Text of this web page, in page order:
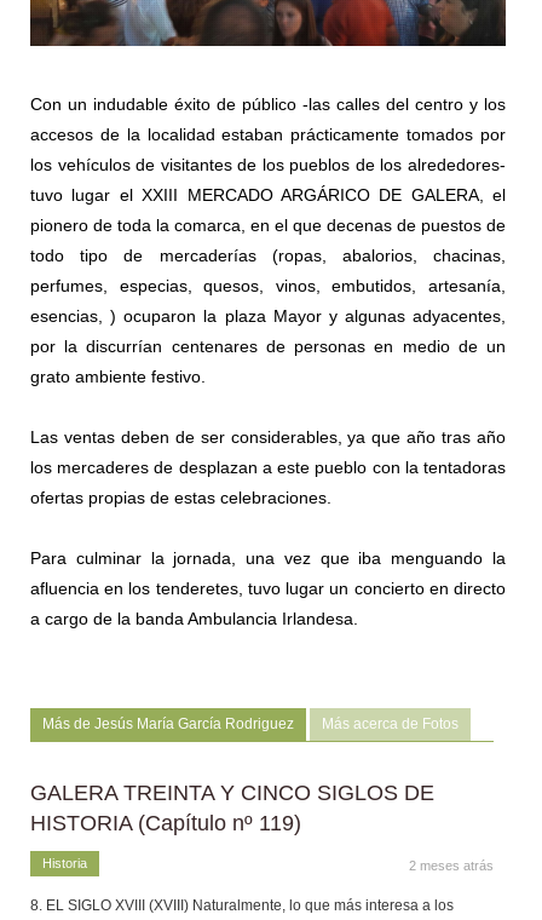
Con un indudable éxito de público -las calles del centro y los
accesos de la localidad estaban prácticamente tomados por
los vehículos de visitantes de los pueblos de los alrededores-
tuvo lugar el XXIII MERCADO ARGÁRICO DE GALERA, el
pionero de toda la comarca, en el que decenas de puestos de
todo tipo de mercaderías (ropas, abalorios, chacinas,
perfumes, especias, quesos, vinos, embutidos, artesanía,
esencias, ) ocuparon la plaza Mayor y algunas adyacentes,
por la discurrían centenares de personas en medio de un
grato ambiente festivo.
Las ventas deben de ser considerables, ya que año tras año
los mercaderes de desplazan a este pueblo con la tentadoras
ofertas propias de estas celebraciones.
Para culminar la jornada, una vez que iba menguando la
afluencia en los tenderetes, tuvo lugar un concierto en directo
a cargo de la banda Ambulancia Irlandesa.
Más de Jesús María García Rodriguez Más acerca de Fotos
GALERA TREINTA Y CINCO SIGLOS DE
HISTORIA (Capítulo nº 119)
Historia 2 meses atrás
8. EL SIGLO XVIII (XVIII) Naturalmente, lo que más interesa a los